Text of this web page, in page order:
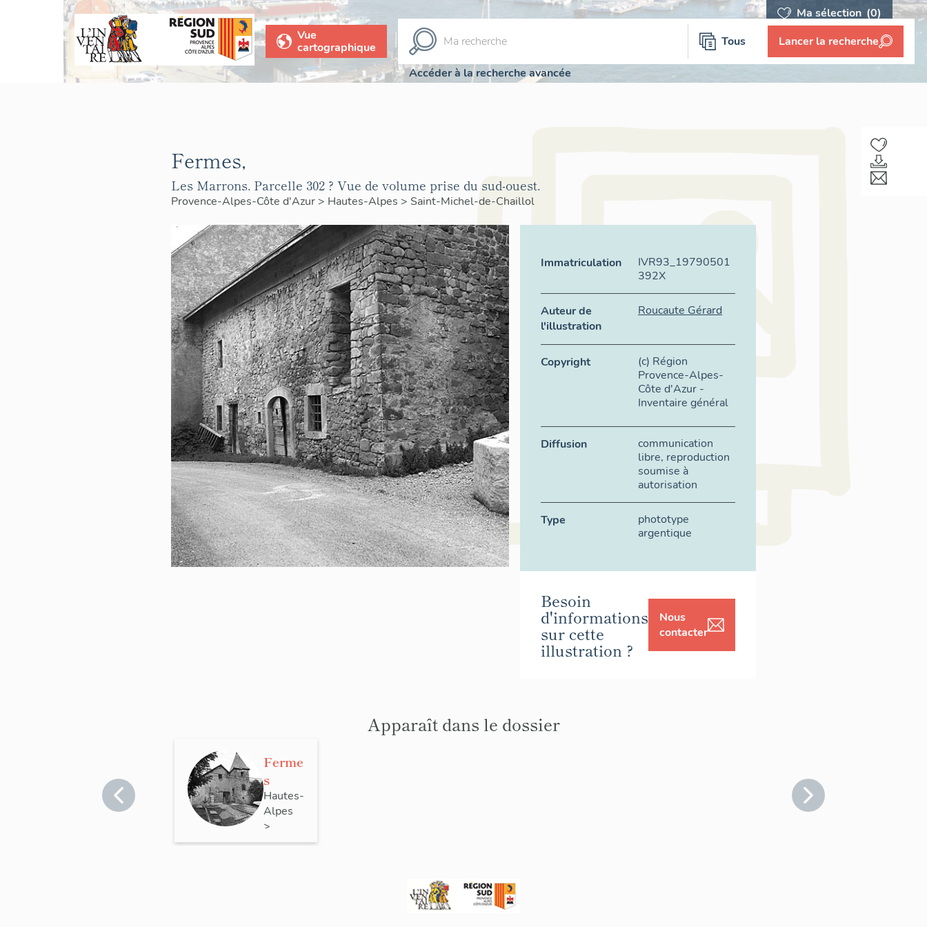
Ma sélection (0)
Vue
cartographique
Tous Lancer la recherche
Accéder à la recherche avancée
Fermes,
Les Marrons. Parcelle 302 ? Vue de volume prise du sud-ouest.
Provence-Alpes-Côte d'Azur> Hautes-Alpes > Saint-Michel-de-Chaillol
Immatriculation
IVR93_19790501
392X
Auteur de
l'illustration
Roucaute Gérard
Copyright
(c) Région
Provence-Alpes-
Côte d'Azur -
Inventaire général
Diffusion
communication
libre, reproduction
soumise à
autorisation
Type
phototype
argentique
Besoin
d'informations
sur cette
illustration ?
Nous
contacter
Apparaît dans le dossier
Ferme
s
Hautes-
Alpes
>
Saint-